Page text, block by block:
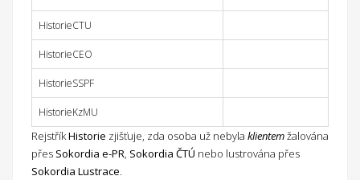
HistorieCTU
HistorieCEO
HistorieSSPF
HistorieKzMU
RejstříkHistorie zjišťuje, zda osoba už nebyla klientemžalována
přes Sokordia e-PR, Sokordia ČTÚ nebo lustrována přes
Sokordia Lustrace.